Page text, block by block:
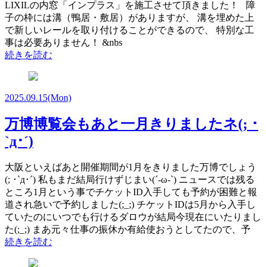
LIXILの内窓「インプラス」を施工させて頂きました！ 障
子の枠には溝（鴨居・敷居）がありますが、 溝を埋めた上
で新しいレールを取り付けることができるので、 特別な工
事は必要ありません！ &nbs
続きを読む
2025.09.15(Mon)
万博博覧会もあと一月きりましたネ(; ･
`д･´)
大阪といえばあと開催期間が1月をきりました万博でしょう
(; ･`д･´) 私もまだ結局行けずじまい(´-ω-`) ニュースでは残る
ところ1月という事でチケットID入手しても予約が困難と報
道され急いで予約しました(;_;) チケットIDは5月から入手し
ていたのにいつでも行けるダロウが結局今現在にいたりまし
た(;_;) まあ元々仕事の振休か有給使おうとしてたので、予
続きを読む